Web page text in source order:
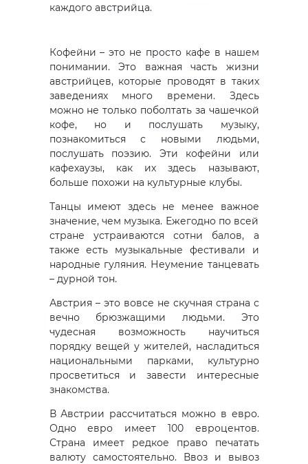
каждого австрийца.
Кофейни – это не просто кафе в нашем
понимании. Это важная часть жизни
австрийцев, которые проводят в таких
заведениях много времени. Здесь
можно не только поболтать за чашечкой
кофе, но и послушать музыку,
познакомиться с новыми людьми,
послушать поэзию. Эти кофейни или
кафехаузы, как их здесь называют,
больше похожи на культурные клубы.
Танцы имеют здесь не менее важное
значение, чем музыка. Ежегодно по всей
стране устраиваются сотни балов, а
также есть музыкальные фестивали и
народные гуляния. Неумение танцевать
– дурной тон.
Австрия – это вовсе не скучная страна с
вечно брюзжащими людьми. Это
чудесная возможность научиться
порядку вещей у жителей, насладиться
национальными парками, культурно
просветиться и завести интересные
знакомства.
В Австрии рассчитаться можно в евро.
Одно евро имеет 100 евроцентов.
Страна имеет редкое право печатать
валюту самостоятельно. Ввоз и вывоз